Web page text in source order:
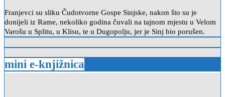
Franjevci su sliku Čudotvorne Gospe Sinjske, nakon što su je
donijeli iz Rame, nekoliko godina čuvali na tajnom mjestu u Velom
Varošu u Splitu, u Klisu, te u Dugopolju, jer je Sinj bio porušen.
mini e-knjižnica